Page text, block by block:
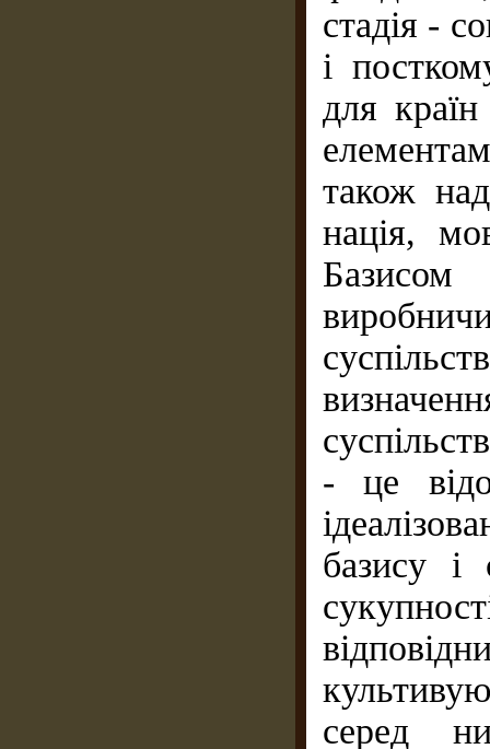
стадія -
і
для
також
нація,
Базисом
- це
базису і
серед